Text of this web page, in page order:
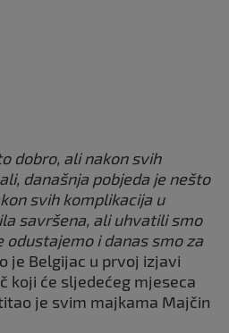
dobro, ali nakon svih
današnja pobjeda je nešto
svih komplikacija u
savršena, ali uhvatili smo
odustajemo i danas smo za
je Belgijac u prvoj izjavi
koji će sljedećeg mjeseca
je svim majkama Majčin